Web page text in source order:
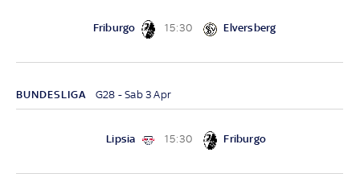
Friburgo 15:30 Elversberg
BUNDESLIGA G28 - Sab 3 Apr
Lipsia 15:30 Friburgo